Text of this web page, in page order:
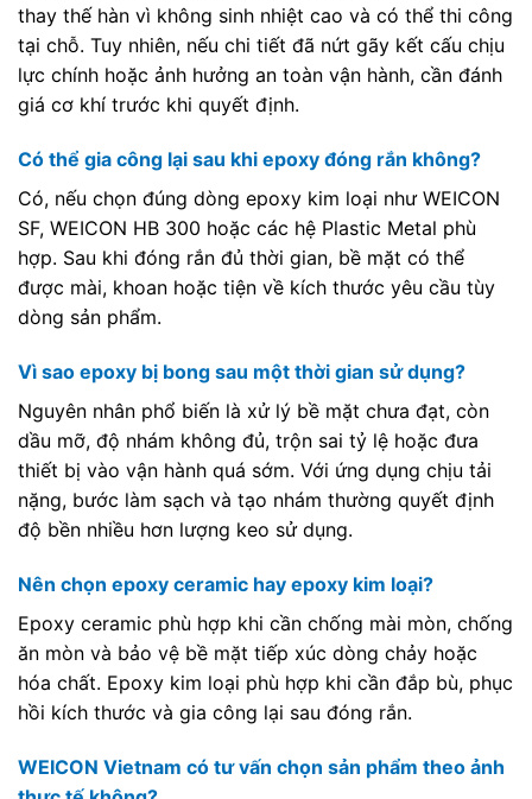
thay thế hàn vì không sinh nhiệt cao và có thể thi công
tại chỗ. Tuy nhiên, nếu chi tiết đã nứt gãy kết cấu chịu
lực chính hoặc ảnh hưởng an toàn vận hành, cần đánh
giá cơ khí trước khi quyết định.
Có thể gia công lại sau khi epoxy đóng rắn không?
Có, nếu chọn đúng dòng epoxy kim loại như WEICON
SF, WEICON HB 300 hoặc các hệ Plastic Metal phù
hợp. Sau khi đóng rắn đủ thời gian, bề mặt có thể
được mài, khoan hoặc tiện về kích thước yêu cầu tùy
dòng sản phẩm.
Vì sao epoxy bị bong sau một thời gian sử dụng?
Nguyên nhân phổ biến là xử lý bề mặt chưa đạt, còn
dầu mỡ, độ nhám không đủ, trộn sai tỷ lệ hoặc đưa
thiết bị vào vận hành quá sớm. Với ứng dụng chịu tải
nặng, bước làm sạch và tạo nhám thường quyết định
độ bền nhiều hơn lượng keo sử dụng.
Nên chọn epoxy ceramic hay epoxy kim loại?
Epoxy ceramic phù hợp khi cần chống mài mòn, chống
ăn mòn và bảo vệ bề mặt tiếp xúc dòng chảy hoặc
hóa chất. Epoxy kim loại phù hợp khi cần đắp bù, phục
hồi kích thước và gia công lại sau đóng rắn.
WEICON Vietnam có tư vấn chọn sản phẩm theo ảnh